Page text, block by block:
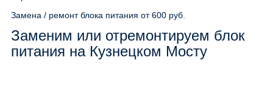
Замена / ремонт блока питания от 600 руб.
Заменим или отремонтируем блок
питания на Кузнецком Мосту